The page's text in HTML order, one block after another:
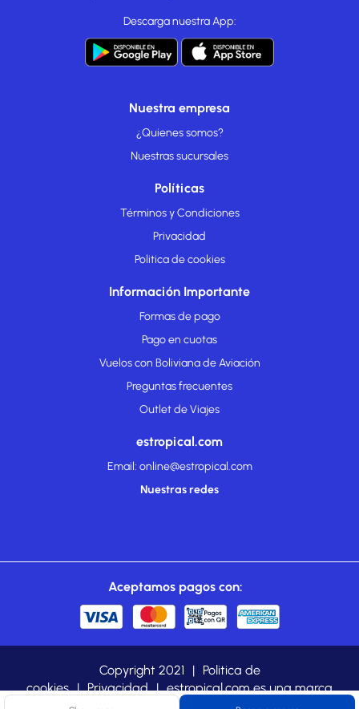
Descarga nuestra App:
Nuestra empresa
¿Quienes somos?
Nuestras sucursales
Políticas
Términos y Condiciones
Privacidad
Politica de cookies
Información Importante
Formas de pago
Pago en cuotas
Vuelos con Boliviana de Aviación
Preguntas frecuentes
Outlet de Viajes
estropical.com
Email: online@estropical.com
Nuestras redes
Aceptamos pagos con:
Copyright 2021 |
Politica de
cookies | Privacidad | estropical.com es una marca
registrada de TROPICAL TOURS LTDA